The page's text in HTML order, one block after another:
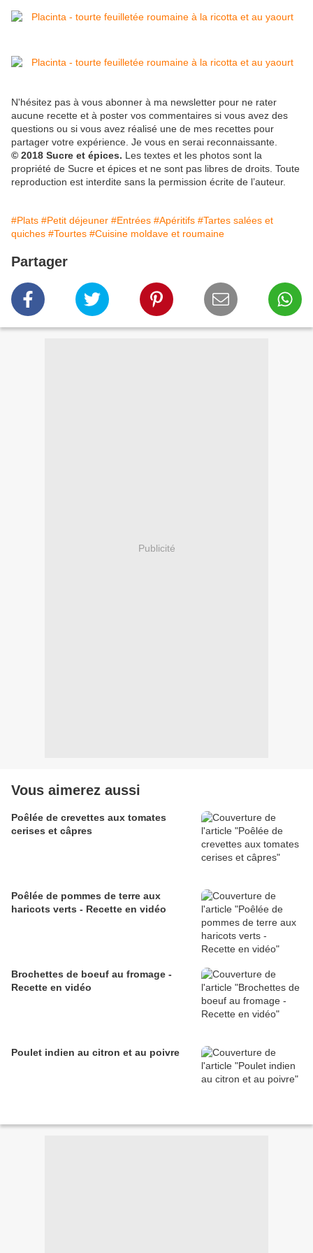
N'hésitez pas à vous abonner à ma newsletter pour ne rater
aucune recette et à poster vos commentaires si vous avez des
questions ou si vous avez réalisé une de mes recettes pour
partager votre expérience. Je vous en serai reconnaissante.
© 2018 Sucre et épices. Les textes et les photos sont la
propriété de Sucre et épices et ne sont pas libres de droits. Toute
reproduction est interdite sans la permission écrite de l’auteur.
#Plats #Petit déjeuner #Entrées #Apéritifs #Tartes salées et
quiches #Tourtes #Cuisine moldave et roumaine
Partager
Publicité
Vous aimerez aussi
Poêlée de crevettes aux tomates
cerises et câpres
Poêlée de pommes de terre aux
haricots verts - Recette en vidéo
Brochettes de boeuf au fromage -
Recette en vidéo
Poulet indien au citron et au poivre